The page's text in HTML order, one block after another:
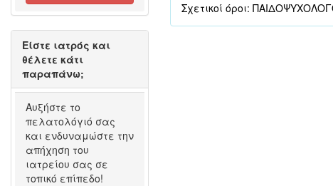
Σχετικοί όροι:
Είστε ιατρός και
θέλετε κάτι
παραπάνω;
Αυξήστε το
πελατολόγιό σας
και ενδυναμώστε την
απήχηση του
ιατρείου σας σε
τοπικό επίπεδο!